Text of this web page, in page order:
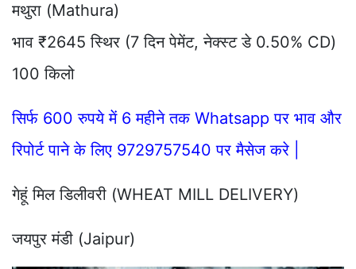
मथुरा (Mathura)
भाव ₹2645 स्थिर (7 दिन पेमेंट, नेक्स्ट डे 0.50% CD)
100 किलो
सिर्फ 600 रुपये में 6 महीने तक Whatsapp पर भाव और
रिपोर्ट पाने के लिए 9729757540 पर मैसेज करे |
गेहूं मिल डिलीवरी (WHEAT MILL DELIVERY)
जयपुर मंडी (Jaipur)